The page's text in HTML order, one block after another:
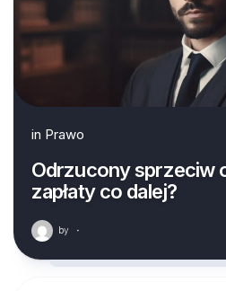
in Prawo
Odrzucony sprzeciw
zapłaty co dalej?
by ·